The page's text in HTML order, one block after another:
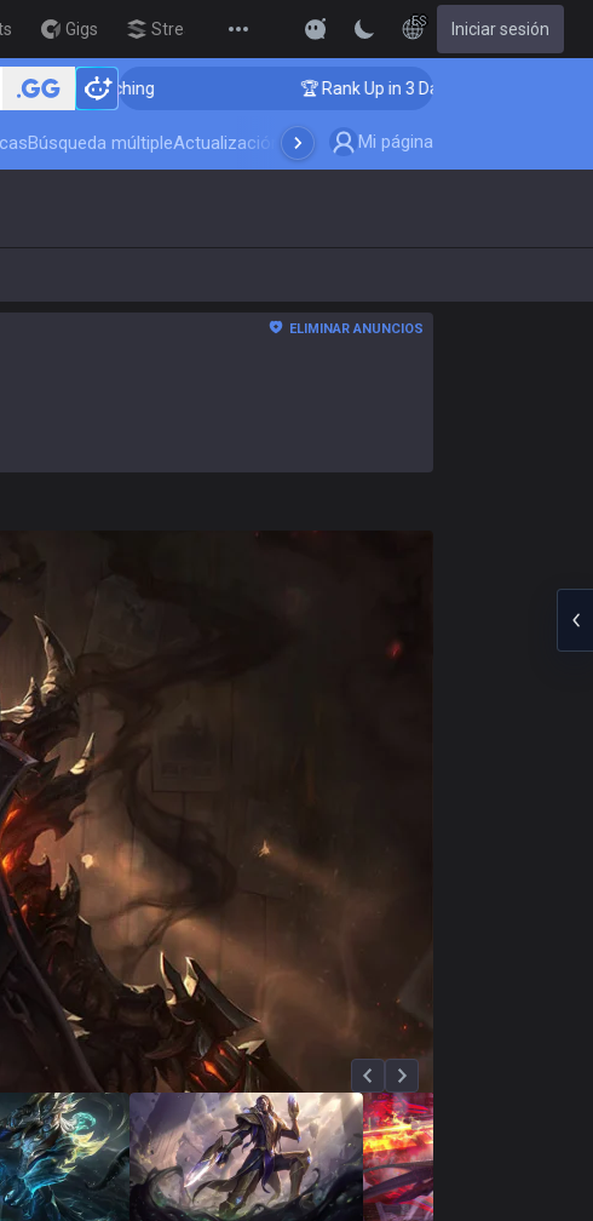
Gigs Streamer Overlay New
ES Iniciar sesión
Coaching 🏆 Rank Up in 3 Days! Challenger Coaching
Búsqueda múltipleActualización del juego Mi página
ELIMINAR ANUNCIOS